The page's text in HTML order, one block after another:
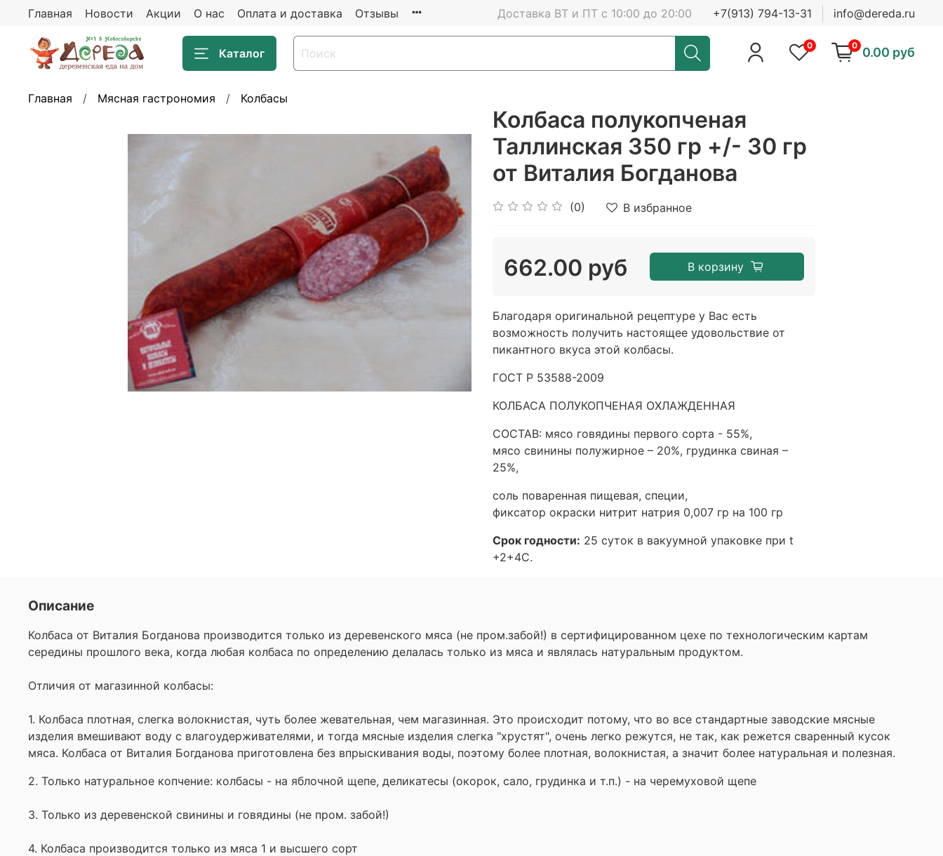
Главная Новости Акции О нас Оплата и доставка Отзывы Доставка ВТ и ПТ с 10:00 до 20:00 +7(913) 794-13-31 info@dereda.ru
Каталог
0 0 0.00 руб
Главная Мясная гастрономия Колбасы
Колбаса полукопченая
Таллинская 350 гр +/- 30 гр
от Виталия Богданова
(0) В избранное
662.00 руб В корзину
Благодаря оригинальной рецептуре у Вас есть
возможность получить настоящее удовольствие от
пикантного вкуса этой колбасы.
ГОСТ Р 53588-2009
КОЛБАСА ПОЛУКОПЧЕНАЯ ОХЛАЖДЕННАЯ
СОСТАВ: мясо говядины первого сорта - 55%,
мясо свинины полужирное – 20%, грудинка свиная –
25%,
соль поваренная пищевая, специи,
фиксатор окраски нитрит натрия 0,007 гр на 100 гр
Срок годности: 25 суток в вакуумной упаковке при t
+2+4C.
Описание
Колбаса от Виталия Богданова производится только из деревенского мяса (не пром.забой!) в сертифицированном цехе по технологическим картам
середины прошлого века, когда любая колбаса по определению делалась только из мяса и являлась натуральным продуктом.
Отличия от магазинной колбасы:
1. Колбаса плотная, слегка волокнистая, чуть более жевательная, чем магазинная. Это происходит потому, что во все стандартные заводские мясные
изделия вмешивают воду с влагоудерживателями, и тогда мясные изделия слегка "хрустят", очень легко режутся, не так, как режется сваренный кусок
мяса. Колбаса от Виталия Богданова приготовлена без впрыскивания воды, поэтому более плотная, волокнистая, а значит более натуральная и полезная.
2. Только натуральное копчение: колбасы - на яблочной щепе, деликатесы (окорок, сало, грудинка и т.п.) - на черемуховой щепе
3. Только из деревенской свинины и говядины (не пром. забой!)
4. Колбаса производится только из мяса 1 и высшего сорт